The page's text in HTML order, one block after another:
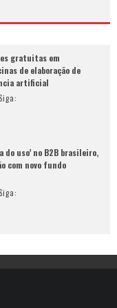
gratuitas em
de elaboração de
artificial
do uso’ no B2B brasileiro,
com novo fundo